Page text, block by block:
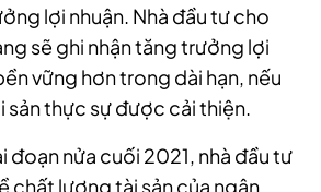
lợi nhuận. Nhà đầu tư cho
sẽ ghi nhận tăng trưởng lợi
vững hơn trong dài hạn, nếu
sản thực sự được cải thiện.
đoạn nửa cuối 2021, nhà đầu tư
chất lượng tài sản của ngân